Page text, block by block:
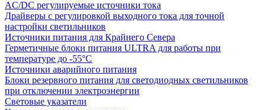
AC/DC регулируемые источники тока
Драйверы с регулировкой выходного тока для точной
настройки светильников
Источники питания для Крайнего Севера
Герметичные блоки питания ULTRA для работы при
температуре до -55°C
Источники аварийного питания
Блоки резервного питания для светодиодных светильников
при отключении электроэнергии
Световые указатели